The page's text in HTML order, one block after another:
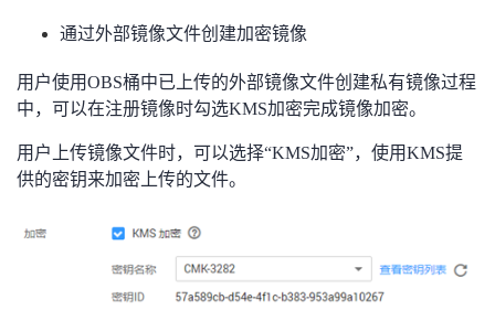
我
的
我
的
技
我
的
通过外部镜像文件创建加密镜像
用户使用OBS桶中已上传的外部镜像文件创建私有镜像过程
中，可以在注册镜像时勾选KMS加密完成镜像加密。
用户上传镜像文件时，可以选择“KMS加密”，使用KMS提
供的密钥来加密上传的文件。